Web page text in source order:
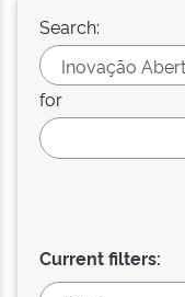
Search:
for
Current filters: